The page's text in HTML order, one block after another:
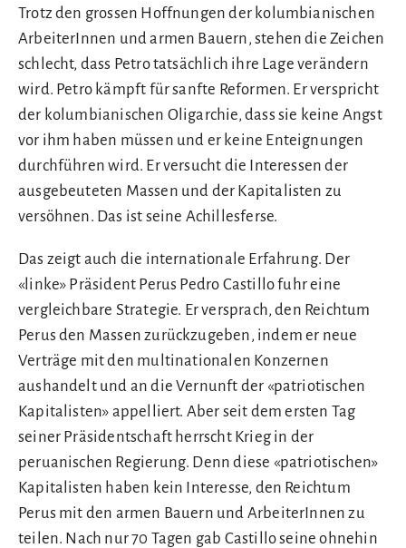
Trotz den grossen Hoffnungen der kolumbianischen
ArbeiterInnen und armen Bauern, stehen die Zeichen
schlecht, dass Petro tatsächlich ihre Lage verändern
wird. Petro kämpft für sanfte Reformen. Er verspricht
der kolumbianischen Oligarchie, dass sie keine Angst
vor ihm haben müssen und er keine Enteignungen
durchführen wird. Er versucht die Interessen der
ausgebeuteten Massen und der Kapitalisten zu
versöhnen. Das ist seine Achillesferse.
Das zeigt auch die internationale Erfahrung. Der
«linke» Präsident Perus Pedro Castillo fuhr eine
vergleichbare Strategie. Er versprach, den Reichtum
Perus den Massen zurückzugeben, indem er neue
Verträge mit den multinationalen Konzernen
aushandelt und an die Vernunft der «patriotischen
Kapitalisten» appelliert. Aber seit dem ersten Tag
seiner Präsidentschaft herrscht Krieg in der
peruanischen Regierung. Denn diese «patriotischen»
Kapitalisten haben kein Interesse, den Reichtum
Perus mit den armen Bauern und ArbeiterInnen zu
teilen. Nach nur 70 Tagen gab Castillo seine ohnehin